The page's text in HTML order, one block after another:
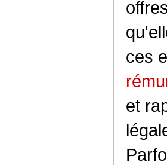
ces
et